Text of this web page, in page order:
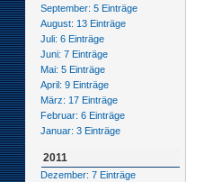
September: 5 Einträge
August: 13 Einträge
Juli: 6 Einträge
Juni: 7 Einträge
Mai: 5 Einträge
April: 9 Einträge
März: 17 Einträge
Februar: 6 Einträge
Januar: 3 Einträge
2011
Dezember: 7 Einträge